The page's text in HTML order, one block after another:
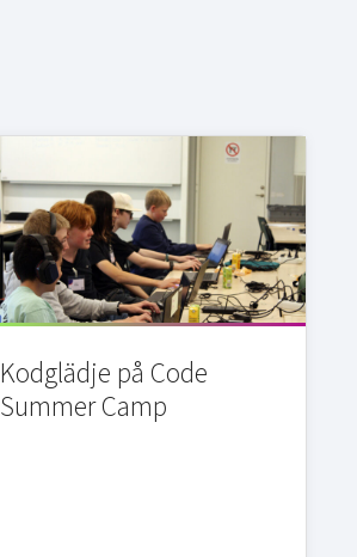
Kodglädje på Code
Summer Camp